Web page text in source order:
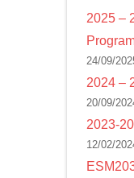
2025 –
24/09/
2024 –
20/09/
2023-
12/02/